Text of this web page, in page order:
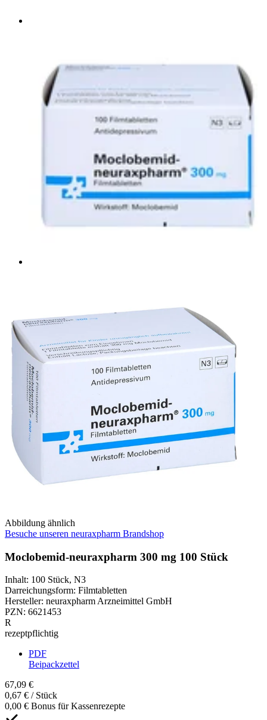
Abbildung ähnlich
Besuche unseren neuraxpharm Brandshop
Moclobemid-neuraxpharm 300 mg 100 Stück
Inhalt: 100 Stück, N3
Darreichungsform: Filmtabletten
Hersteller: neuraxpharm Arzneimittel GmbH
PZN: 6621453
R
rezeptpflichtig
PDF
Beipackzettel
67,09 €
0,67 € / Stück
0,00 € Bonus für Kassenrezepte